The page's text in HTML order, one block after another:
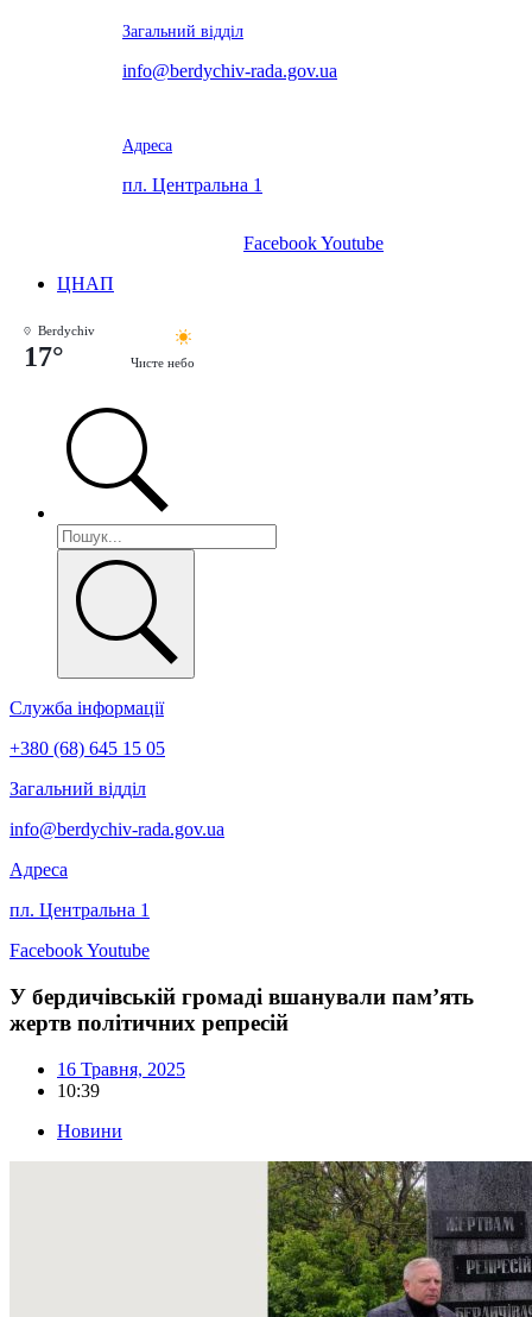
Загальний відділ
info@berdychiv-rada.gov.ua
Адреса
пл. Центральна 1
FacebookYoutube
ЦНАП
Berdychiv
17° Чисте небо
Служба інформації
+380 (68) 645 15 05
Загальний відділ
info@berdychiv-rada.gov.ua
Адреса
пл. Центральна 1
FacebookYoutube
У бердичівській громаді вшанували пам’ять
жертв політичних репресій
16 Травня, 2025
10:39
Новини